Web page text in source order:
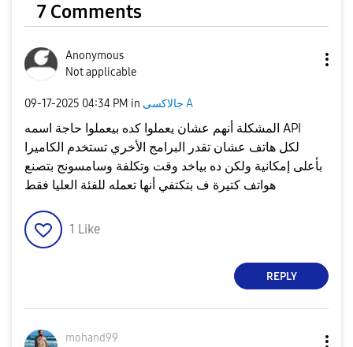
7 Comments
Anonymous
Not applicable
‎09-17-2025 04:34 PM in جالاكسى A
المشكلة أنهم عشان يعملوا كده بيعملوا حاجة اسمه API
لكل هاتف عشان تقدر البرامج الأخري تستخدم الكاميرا
بأعلى إمكانية ولكن ده بياخد وقت وتكلفة وسامسونج بتصنع
هواتف كتيرة ف بتكتفي أنها تعمله للفئة العليا فقط
1 Like
REPLY
mohand99